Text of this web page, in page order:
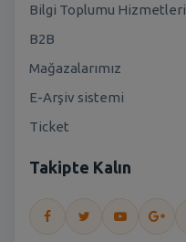
Bilgi Toplumu Hizmetleri
B2B
Mağazalarımız
E-Arşiv sistemi
Ticket
Takipte Kalın